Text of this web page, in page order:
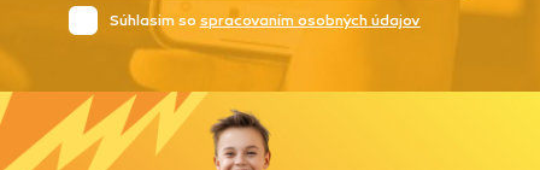
Súhlasim so spracovaním osobných údajov